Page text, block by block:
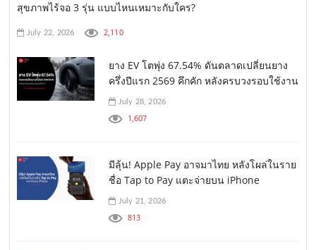
สุขภาพไร้จอ 3 รุ่น แบบไหนเหมาะกับใคร?
July 22, 2026 2,110
ยาง EV โตพุ่ง 67.54% ดันตลาดเปลี่ยนยาง
ครึ่งปีแรก 2569 คึกคัก หลังครบวงรอบใช้งาน
July 28, 2026
1,607
มีลุ้น! Apple Pay อาจมาไทย หลังโผล่ในราย
ชื่อ Tap to Pay แตะจ่ายบน iPhone
July 21, 2026
813